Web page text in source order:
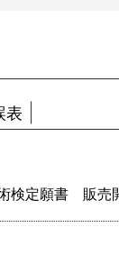
表
検定願書 販売